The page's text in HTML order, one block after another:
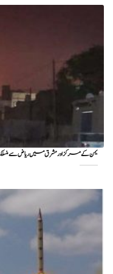
یمن کے مرکز اور مشرق میں ریاض سے